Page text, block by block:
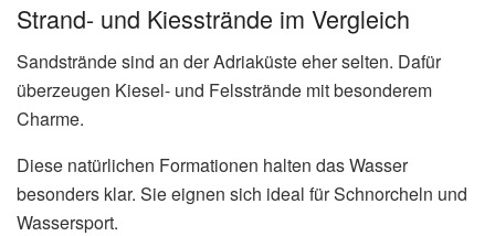
Strand- und Kiesstrände im Vergleich
Sandstrände sind an der Adriaküste eher selten. Dafür
überzeugen Kiesel- und Felsstrände mit besonderem
Charme.
Diese natürlichen Formationen halten das Wasser
besonders klar. Sie eignen sich ideal für Schnorcheln und
Wassersport.